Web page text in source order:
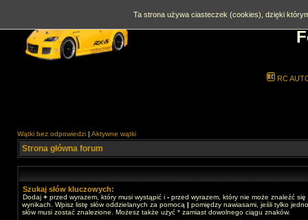
RC
Wątki bez odpowiedzi | Aktywne wątki
Strona główna forum
Szukaj słów kluczowych:
Dodaj + przed wyrazem, który musi wystąpić i - przed wyrazem, który nie może znaleźć się
wynikach. Wpisz listę słów oddzielanych za pomocą | pomiędzy nawiasami, jeśli tylko
słów musi zostać znalezione. Możesz także użyć * zamiast dowolnego ciągu znaków.
Ta strona używa ciasteczek (cookies), dzięki